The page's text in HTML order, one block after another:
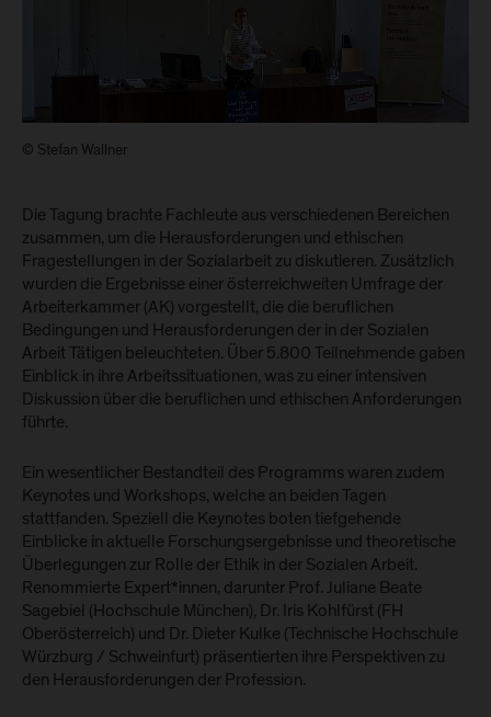
© Stefan Wallner
Die Tagung brachte Fachleute aus verschiedenen Bereichen
zusammen, um die Herausforderungen und ethischen
Fragestellungen in der Sozialarbeit zu diskutieren. Zusätzlich
wurden die Ergebnisse einer österreichweiten Umfrage der
Arbeiterkammer (AK) vorgestellt, die die beruflichen
Bedingungen und Herausforderungen der in der Sozialen
Arbeit Tätigen beleuchteten. Über 5.800 Teilnehmende gaben
Einblick in ihre Arbeitssituationen, was zu einer intensiven
Diskussion über die beruflichen und ethischen Anforderungen
führte.
Ein wesentlicher Bestandteil des Programms waren zudem
Keynotes und Workshops, welche an beiden Tagen
stattfanden. Speziell die Keynotes boten tiefgehende
Einblicke in aktuelle Forschungsergebnisse und theoretische
Überlegungen zur Rolle der Ethik in der Sozialen Arbeit.
Renommierte Expert*innen, darunter Prof. Juliane Beate
Sagebiel (Hochschule München), Dr. Iris Kohlfürst (FH
Oberösterreich) und Dr. Dieter Kulke (Technische Hochschule
Würzburg / Schweinfurt) präsentierten ihre Perspektiven zu
den Herausforderungen der Profession.